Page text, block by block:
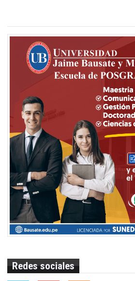
Redes sociales